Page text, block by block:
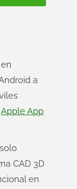
a
Apple App
CAD 3D
en